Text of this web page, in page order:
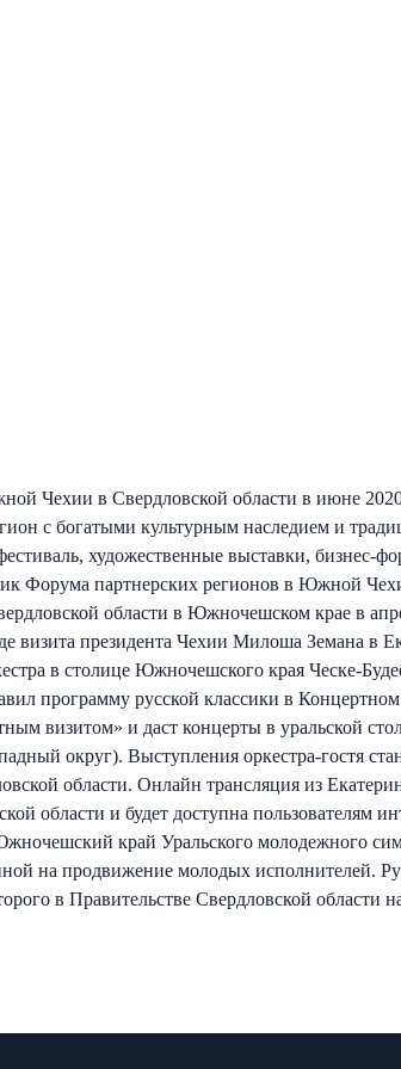
Чехии в Свердловской области в июне
с богатыми культурным наследием и
художественные выставки, бизнес-
Форума партнерских регионов в Южной
области в Южночешском крае в
визита президента Чехии Милоша Земана в
в столице Южночешского края Ческе-
программу русской классики в
визитом» и даст концерты в уральской
округ). Выступления оркестра-гостя
области. Онлайн трансляция из
области и будет доступна пользователям
край Уральского молодежного
на продвижение молодых исполнителей.
в Правительстве Свердловской области